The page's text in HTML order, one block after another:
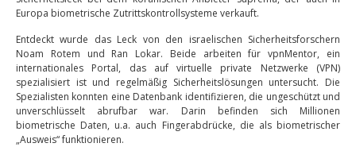
Europa biometrische Zutrittskontrollsysteme verkauft.
Entdeckt wurde das Leck von den israelischen Sicherheitsforschern
Noam Rotem und Ran Lokar. Beide arbeiten für vpnMentor, ein
internationales Portal, das auf virtuelle private Netzwerke (VPN)
spezialisiert ist und regelmäßig Sicherheitslösungen untersucht. Die
Spezialisten konnten eine Datenbank identifizieren, die ungeschützt und
unverschlüsselt abrufbar war. Darin befinden sich Millionen
biometrische Daten, u.a. auch Fingerabdrücke, die als biometrischer
„Ausweis“ funktionieren.